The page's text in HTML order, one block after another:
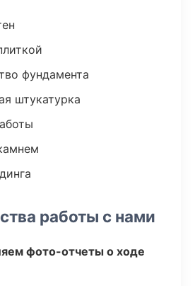
фундамента
штукатурка
работы с нами
фото-отчеты о ходе